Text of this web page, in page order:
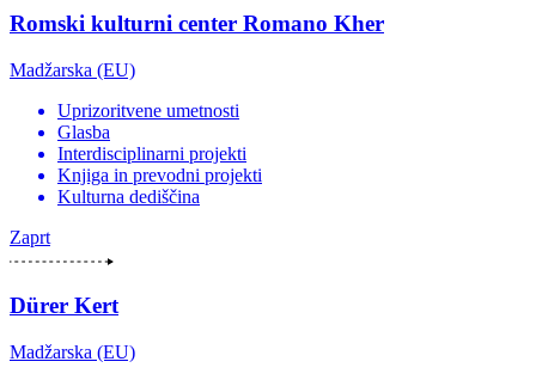
Romski kulturni center Romano Kher
Madžarska (EU)
Uprizoritvene umetnosti
Glasba
Interdisciplinarni projekti
Knjiga in prevodni projekti
Kulturna dediščina
Zaprt
Dürer Kert
Madžarska (EU)